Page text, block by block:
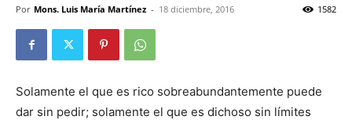
Por Mons. Luis María Martínez - 18 diciembre, 2016 1582
Solamente el que es rico sobreabundantemente puede
dar sin pedir; solamente el que es dichoso sin límites